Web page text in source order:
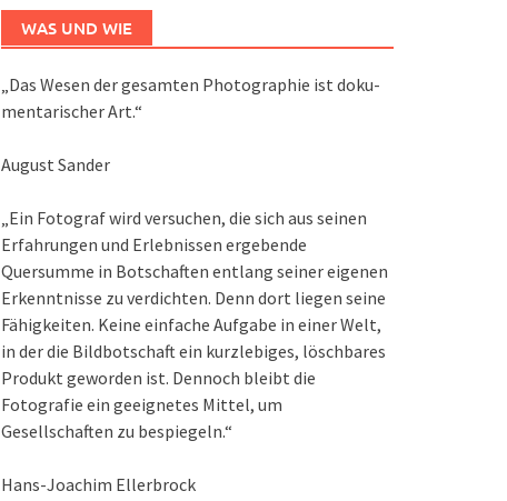
WAS UND WIE
„Das We­sen der ge­sam­ten Pho­to­gra­phie ist do­ku­
men­ta­ri­scher Art.“
August Sander
„Ein Fotograf wird versuchen, die sich aus seinen
Erfahrungen und Erlebnissen ergebende
Quersumme in Botschaften entlang seiner eigenen
Erkenntnisse zu verdichten. Denn dort liegen seine
Fähigkeiten. Keine einfache Aufgabe in einer Welt,
in der die Bildbotschaft ein kurzlebiges, löschbares
Produkt geworden ist. Dennoch bleibt die
Fotografie ein geeignetes Mittel, um
Gesellschaften zu bespiegeln.“
Hans-Joachim Ellerbrock